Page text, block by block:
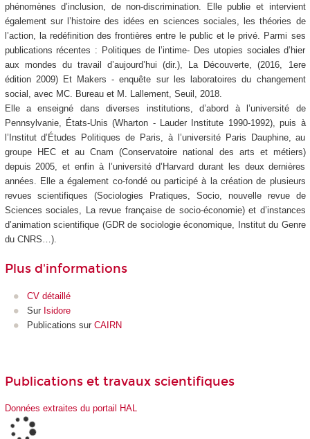
phénomènes d’inclusion, de non-discrimination. Elle publie et intervient
également sur l’histoire des idées en sciences sociales, les théories de
l’action, la redéfinition des frontières entre le public et le privé. Parmi ses
publications récentes : Politiques de l’intime- Des utopies sociales d’hier
aux mondes du travail d’aujourd’hui (dir.), La Découverte, (2016, 1ere
édition 2009) Et Makers - enquête sur les laboratoires du changement
social, avec MC. Bureau et M. Lallement, Seuil, 2018.
Elle a enseigné dans diverses institutions, d’abord à l’université de
Pennsylvanie, États-Unis (Wharton - Lauder Institute 1990-1992), puis à
l’Institut d’Études Politiques de Paris, à l’université Paris Dauphine, au
groupe HEC et au Cnam (Conservatoire national des arts et métiers)
depuis 2005, et enfin à l’université d’Harvard durant les deux dernières
années. Elle a également co-fondé ou participé à la création de plusieurs
revues scientifiques (Sociologies Pratiques, Socio, nouvelle revue de
Sciences sociales, La revue française de socio-économie) et d’instances
d’animation scientifique (GDR de sociologie économique, Institut du Genre
du CNRS…).
Plus d'informations
CV détaillé
Sur Isidore
Publications sur CAIRN
Publications et travaux scientifiques
Données extraites du portail HAL